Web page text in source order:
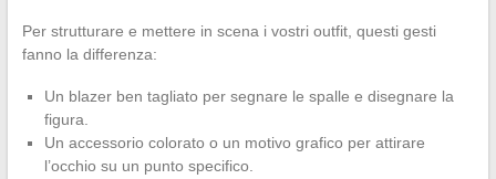
Per strutturare e mettere in scena i vostri outfit, questi gesti
fanno la differenza:
Un blazer ben tagliato per segnare le spalle e disegnare la
figura.
Un accessorio colorato o un motivo grafico per attirare
l’occhio su un punto specifico.